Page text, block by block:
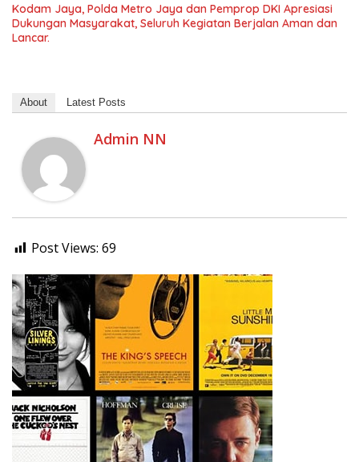
Kodam Jaya, Polda Metro Jaya dan Pemprop DKI Apresiasi
Dukungan Masyarakat, Seluruh Kegiatan Berjalan Aman dan
Lancar.
About Latest Posts
Admin NN
Post Views: 69